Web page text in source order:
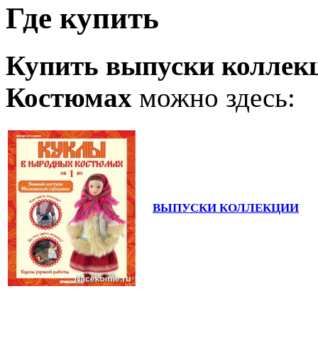
Где купить
Купить выпуски
Костюмах можно здесь:
ВЫПУСКИ КОЛЛЕКЦИИ